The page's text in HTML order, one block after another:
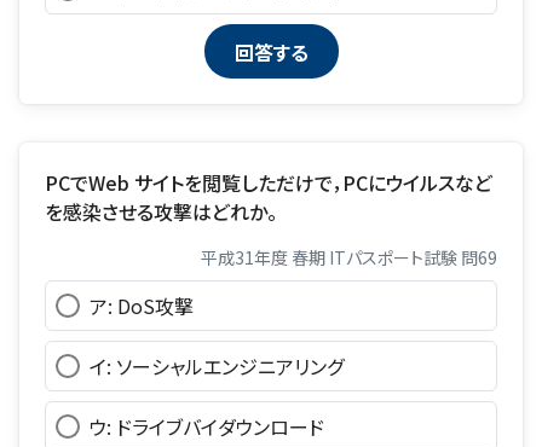
PCでWeb サイトを閲覧しただけで，PCにウイルスなど
を感染させる攻撃はどれか。
平成31年度 春期 ITパスポート試験 問69
ア: DoS攻撃
イ: ソーシャルエンジニアリング
ウ: ドライブバイダウンロード